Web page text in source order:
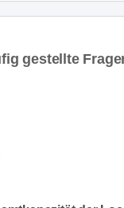
gestellte